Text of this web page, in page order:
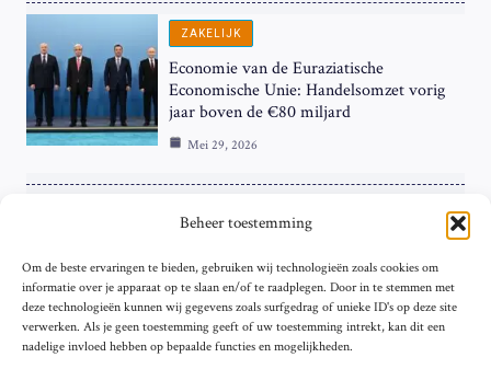
Beheer toestemming
Om de beste ervaringen te bieden, gebruiken wij technologieën zoals cookies om
informatie over je apparaat op te slaan en/of te raadplegen. Door in te stemmen met
deze technologieën kunnen wij gegevens zoals surfgedrag of unieke ID's op deze site
verwerken. Als je geen toestemming geeft of uw toestemming intrekt, kan dit een
nadelige invloed hebben op bepaalde functies en mogelijkheden.
ZAKELIJK
Economie van de Euraziatische
Economische Unie: Handelsomzet vorig
jaar boven de €80 miljard
Mei 29, 2026
ZAKELIJK
Hardnekkige Inflatie bij de ‘Grote Vier’
van de Eurozone
Mei 29, 2026